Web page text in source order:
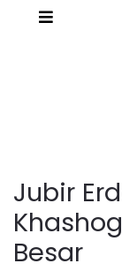
Jubir
Besar